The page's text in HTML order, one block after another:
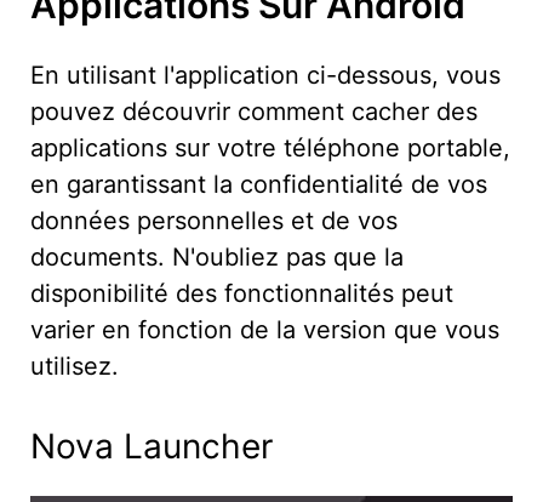
En utilisant l'application ci-dessous, vous
pouvez découvrir comment cacher des
applications sur votre téléphone portable,
en garantissant la confidentialité de vos
données personnelles et de vos
documents. N'oubliez pas que la
disponibilité des fonctionnalités peut
varier en fonction de la version que vous
utilisez.
Nova Launcher